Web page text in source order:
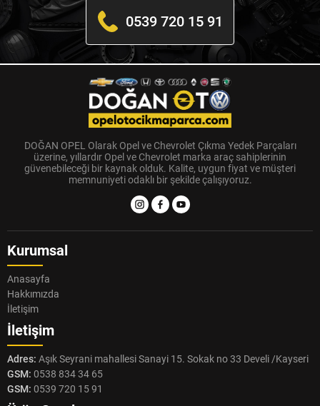
0539 720 15 91
DOĞAN OPEL Olarak Opel ve Chevrolet Çıkma Yedek Parçaları
üzerine, yıllardır Opel ve Chevrolet marka araç sahiplerinin
güvenebileceği bir kaynak olduk. Kalite, uygun fiyat ve müşteri
memnuniyeti odaklı bir şekilde çalışıyoruz.
Kurumsal
Anasayfa
Hakkımızda
İletişim
İletişim
Adres: Aşık Seyrani mahallesi Sanayi 15. Sokak no 33 Develi /Kayseri
GSM: 0538 834 34 65
GSM: 0539 720 15 91